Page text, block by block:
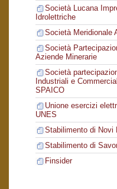
Società Lucana
Idrolettriche
Società Meridionale
Società
Aziende Minerarie
Società
Industriali e
SPAICO
Unione esercizi
UNES
Stabilimento di Novi
Stabilimento di
Finsider